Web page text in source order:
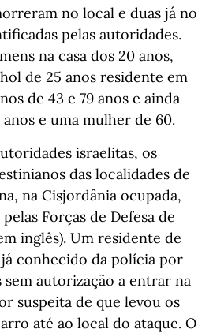
no local e duas já no
pelas autoridades.
na casa dos 20 anos,
de 25 anos residente em
de 43 e 79 anos e ainda
e uma mulher de 60.
israelitas, os
das localidades de
na Cisjordânia ocupada,
Forças de Defesa de
inglês). Um residente de
conhecido da polícia por
autorização a entrar na
suspeita de que levou os
até ao local do ataque. O